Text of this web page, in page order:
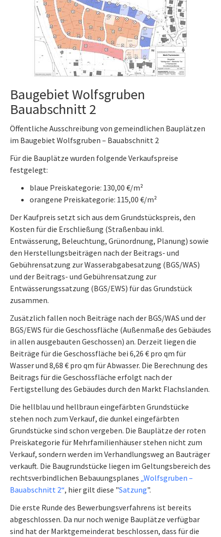
Baugebiet Wolfsgruben
Bauabschnitt 2
Öffentliche Ausschreibung von gemeindlichen Bauplätzen
im Baugebiet Wolfsgruben – Bauabschnitt 2
Für die Bauplätze wurden folgende Verkaufspreise
festgelegt:
blaue Preiskategorie: 130,00 €/m²
orangene Preiskategorie: 115,00 €/m²
Der Kaufpreis setzt sich aus dem Grundstückspreis, den
Kosten für die Erschließung (Straßen­bau inkl.
Entwässerung, Beleuchtung, Grünordnung, Planung) sowie
den Herstellungsbei­trägen nach der Beitrags- und
Gebührensatzung zur Wasserabgabesatzung (BGS/WAS)
und der Beitrags- und Gebührensatzung zur
Entwässerungssatzung (BGS/EWS) für das Grund­stück
zusammen.
Zusätzlich fallen noch Beiträge nach der BGS/WAS und der
BGS/EWS für die Geschossfläche (Außenmaße des Gebäudes
in allen ausgebauten Geschossen) an. Derzeit liegen die
Beiträge für die Geschossfläche bei 6,26 € pro qm für
Wasser und 8,68 € pro qm für Abwasser. Die Berechnung des
Beitrags für die Geschossfläche erfolgt nach der
Fertigstellung des Gebäudes durch den Markt Flachslanden.
Die hellblau und hellbraun eingefärbten Grundstücke
stehen noch zum Verkauf, die dunkel eingefärbten
Grundstücke sind schon vergeben. Die Bauplätze der roten
Preiskategorie für Mehrfamilienhäuser stehen nicht zum
Verkauf, sondern werden im Verhandlungsweg an Bauträger
verkauft. Die Baugrundstücke liegen im Geltungsbereich des
rechtsverbindlichen Bebauungsplanes „Wolfsgruben –
Bauabschnitt 2“, hier gilt diese "Satzung".
Die erste Runde des Bewerbungsverfahrens ist bereits
abgeschlossen. Da nur noch wenige Bauplätze verfügbar
sind hat der Marktgemeinderat beschlossen, dass für die